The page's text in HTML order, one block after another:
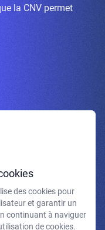
la CNV permet
avoir pris connaissance de
mentions légales.
des cookies pour
et garantir un
continuant à naviguer
de cookies.